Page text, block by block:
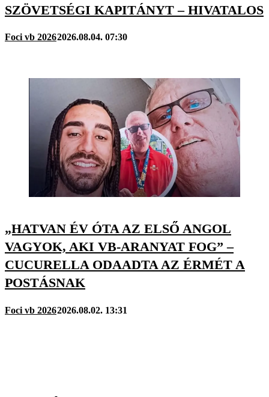
SZÖVETSÉGI KAPITÁNYT – HIVATALOS
Foci vb 20262026.08.04. 07:30
„HATVAN ÉV ÓTA AZ ELSŐ ANGOL
VAGYOK, AKI VB-ARANYAT FOG” –
CUCURELLA ODAADTA AZ ÉRMÉT A
POSTÁSNAK
Foci vb 20262026.08.02. 13:31